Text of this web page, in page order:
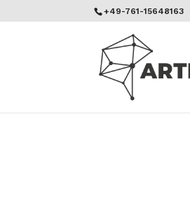
+49-761-15648163